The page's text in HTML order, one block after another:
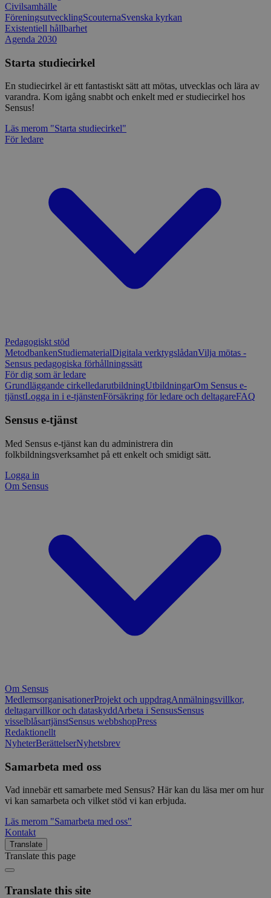
Civilsamhälle
FöreningsutvecklingScouternaSvenska kyrkan
Existentiell hållbarhet
Agenda 2030
Starta studiecirkel
En studiecirkel är ett fantastiskt sätt att mötas, utvecklas och lära av
varandra. Kom igång snabbt och enkelt med er studiecirkel hos
Sensus!
Läs merom "Starta studiecirkel"
För ledare
Pedagogiskt stöd
MetodbankenStudiematerialDigitala verktygslådanVilja mötas -
Sensus pedagogiska förhållningssätt
För dig som är ledare
Grundläggande cirkelledarutbildningUtbildningarOm Sensus e-
tjänstLogga in i e-tjänstenFörsäkring för ledare och deltagareFAQ
Sensus e-tjänst
Med Sensus e-tjänst kan du administrera din
folkbildningsverksamhet på ett enkelt och smidigt sätt.
Logga in
Om Sensus
Om Sensus
MedlemsorganisationerProjekt och uppdragAnmälningsvillkor,
deltagarvillkor och dataskyddArbeta i SensusSensus
visselblåsartjänstSensus webbshopPress
Redaktionellt
NyheterBerättelserNyhetsbrev
Samarbeta med oss
Vad innebär ett samarbete med Sensus? Här kan du läsa mer om hur
vi kan samarbeta och vilket stöd vi kan erbjuda.
Läs merom "Samarbeta med oss"
Kontakt
Translate
Translate this page
Translate this site